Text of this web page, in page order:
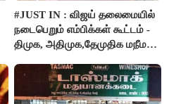
#JUST IN : விஜய் தலைமையில்
நடைபெறும் எம்பிக்கள் கூட்டம் -
திமுக, அதிமுக,தேமுதிக மநீம